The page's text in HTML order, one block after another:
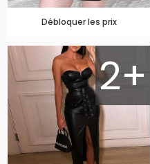
Débloquer les prix
2+